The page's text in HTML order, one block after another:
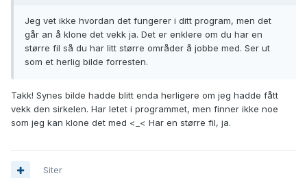
Jeg vet ikke hvordan det fungerer i ditt program, men det
går an å klone det vekk ja. Det er enklere om du har en
større fil så du har litt større områder å jobbe med. Ser ut
som et herlig bilde forresten.
Takk! Synes bilde hadde blitt enda herligere om jeg hadde fått
vekk den sirkelen. Har letet i programmet, men finner ikke noe
som jeg kan klone det med <_< Har en større fil, ja.
Siter